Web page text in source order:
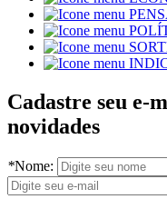
Cadastre seu e-
novidades
*Nome: